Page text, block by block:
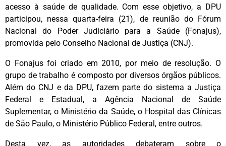
acesso à saúde de qualidade. Com esse objetivo, a DPU
participou, nessa quarta-feira (21), de reunião do Fórum
Nacional do Poder Judiciário para a Saúde (Fonajus),
promovida pelo Conselho Nacional de Justiça (CNJ).
O Fonajus foi criado em 2010, por meio de resolução. O
grupo de trabalho é composto por diversos órgãos públicos.
Além do CNJ e da DPU, fazem parte do sistema a Justiça
Federal e Estadual, a Agência Nacional de Saúde
Suplementar, o Ministério da Saúde, o Hospital das Clínicas
de São Paulo, o Ministério Público Federal, entre outros.
Desta vez, as autoridades debateram sobre o